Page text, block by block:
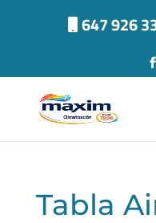
647 926
Tabla